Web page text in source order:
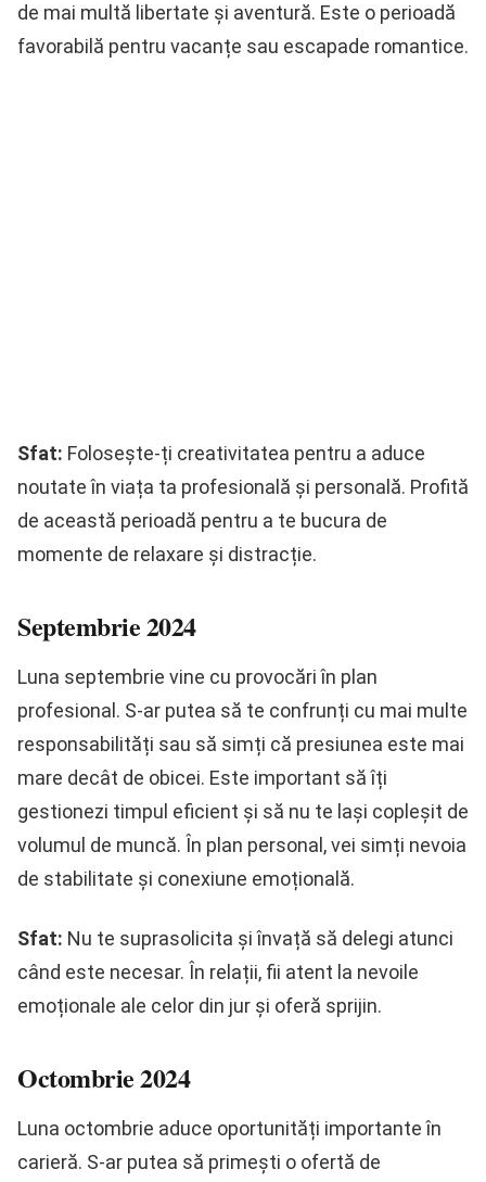
de mai multă libertate și aventură. Este o perioadă
favorabilă pentru vacanțe sau escapade romantice.
Sfat: Folosește-ți creativitatea pentru a aduce
noutate în viața ta profesională și personală. Profită
de această perioadă pentru a te bucura de
momente de relaxare și distracție.
Septembrie 2024
Luna septembrie vine cu provocări în plan
profesional. S-ar putea să te confrunți cu mai multe
responsabilități sau să simți că presiunea este mai
mare decât de obicei. Este important să îți
gestionezi timpul eficient și să nu te lași copleșit de
volumul de muncă. În plan personal, vei simți nevoia
de stabilitate și conexiune emoțională.
Sfat: Nu te suprasolicita și învață să delegi atunci
când este necesar. În relații, fii atent la nevoile
emoționale ale celor din jur și oferă sprijin.
Octombrie 2024
Luna octombrie aduce oportunități importante în
carieră. S-ar putea să primești o ofertă de